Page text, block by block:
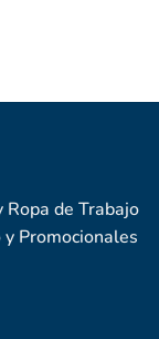
de Trabajo
Promocionales